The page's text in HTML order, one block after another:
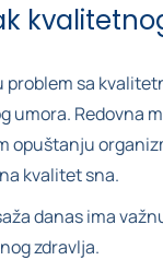
problem sa
umora. Redovna
opuštanju
kvalitet sna.
danas ima
zdravlja.